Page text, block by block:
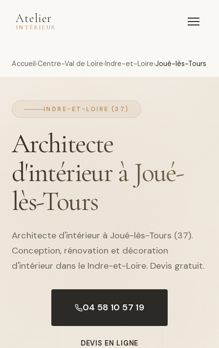
Atelier
INTÉRIEUR
Accueil Centre-Val de Loire Indre-et-Loire Joué-lès-Tours
INDRE-ET-LOIRE (37)
Architecte
d'intérieur à Joué-
lès-Tours
Architecte d'intérieur à Joué-lès-Tours (37).
Conception, rénovation et décoration
d'intérieur dans le Indre-et-Loire. Devis gratuit.
04 58 10 57 19
DEVIS EN LIGNE